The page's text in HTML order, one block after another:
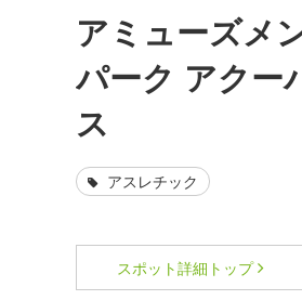
アミューズメ
パーク アクー
ス
アスレチック
スポット詳細 トップ